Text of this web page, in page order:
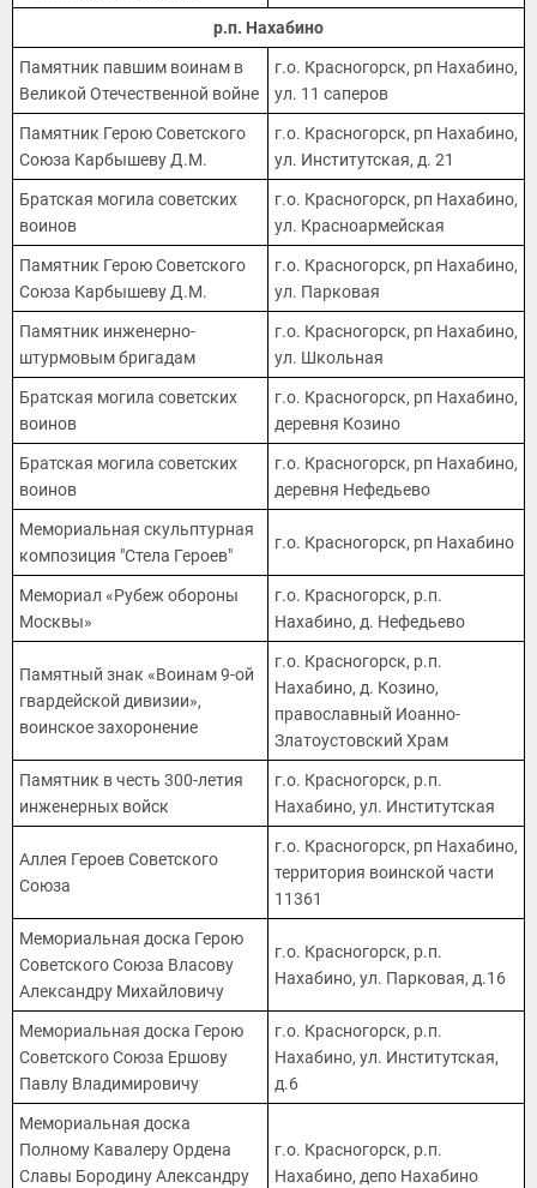
р.п. Нахабино
Памятник павшим воинам в
Великой Отечественной войне
г.о. Красногорск, рп Нахабино,
ул. 11 саперов
Памятник Герою Советского
Союза Карбышеву Д.М.
г.о. Красногорск, рп Нахабино,
ул. Институтская, д. 21
Братская могила советских
воинов
г.о. Красногорск, рп Нахабино,
ул. Красноармейская
Памятник Герою Советского
Союза Карбышеву Д.М.
г.о. Красногорск, рп Нахабино,
ул. Парковая
Памятник инженерно-
штурмовым бригадам
г.о. Красногорск, рп Нахабино,
ул. Школьная
Братская могила советских
воинов
г.о. Красногорск, рп Нахабино,
деревня Козино
Братская могила советских
воинов
г.о. Красногорск, рп Нахабино,
деревня Нефедьево
Мемориальная скульптурная
композиция "Стела Героев"
г.о. Красногорск, рп Нахабино
Мемориал «Рубеж обороны
Москвы»
г.о. Красногорск, р.п.
Нахабино, д. Нефедьево
Памятный знак «Воинам 9-ой
гвардейской дивизии»,
воинское захоронение
г.о. Красногорск, р.п.
Нахабино, д. Козино,
православный Иоанно-
Златоустовский Храм
Памятник в честь 300-летия
инженерных войск
г.о. Красногорск, р.п.
Нахабино, ул. Институтская
Аллея Героев Советского
Союза
г.о. Красногорск, рп Нахабино,
территория воинской части
11361
Мемориальная доска Герою
Советского Союза Власову
Александру Михайловичу
г.о. Красногорск, р.п.
Нахабино, ул. Парковая, д.16
Мемориальная доска Герою
Советского Союза Ершову
Павлу Владимировичу
г.о. Красногорск, р.п.
Нахабино, ул. Институтская,
д.6
Мемориальная доска
Полному Кавалеру Ордена
Славы Бородину Александру
г.о. Красногорск, р.п.
Нахабино, депо Нахабино